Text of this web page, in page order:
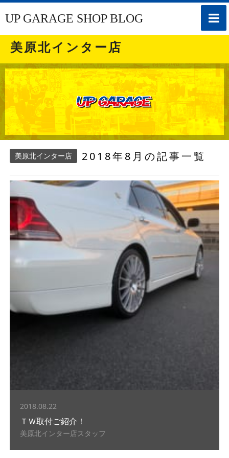
toggle
UP GARAGE SHOP BLOG
美原北インター店
美原北インター店 2018年8月の記事一覧
2018.08.22
ＴＷ取付ご紹介！
美原北インター店スタッフ